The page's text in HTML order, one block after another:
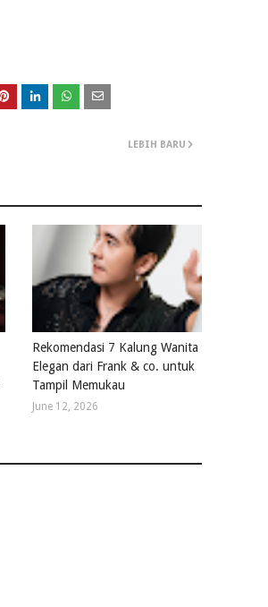
LEBIH BARU
Rekomendasi 7 Kalung Wanita
Elegan dari Frank & co. untuk
Tampil Memukau
June 12, 2026